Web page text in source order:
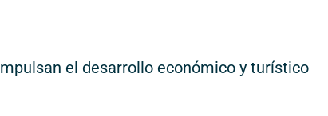
el desarrollo económico y turístico